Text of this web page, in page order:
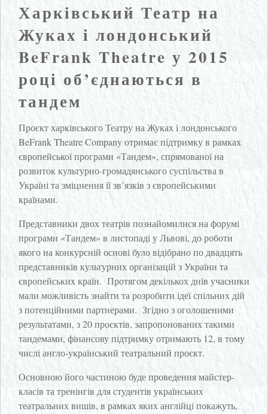
Харківський Театр на
Жуках і лондонський
BeFrank Theatre у 2015
році об’єднаються в
тандем
Проєкт харківського Театру на Жуках і лондонського
BeFrank Theatre Company отримає підтримку в рамках
європейської програми «Тандем», спрямованої на
розвиток культурно-громадянського суспільства в
Україні та зміцнення її зв’язків з європейськими
країнами.
Представники двох театрів познайомилися на форумі
програми «Тандем» в листопаді у Львові, до роботи
якого на конкурсній основі було відібрано по двадцять
представників культурних організацій з України та
європейських країн. Протягом декількох днів учасники
мали можливість знайти та розробити ідеї спільних дій
з потенційними партнерами. Згідно з оголошеними
результатами, з 20 проєктів, запропонованих такими
тандемами, фінансову підтримку отримають 12, в тому
числі англо-український театральний проєкт.
Основною його частиною буде проведення майстер-
класів та тренінгів для студентів українських
театральних вишів, в рамках яких англійці покажуть,